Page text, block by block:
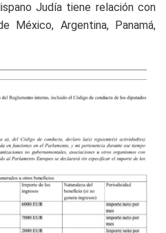
Judía tiene relación con
México, Argentina, Panamá,